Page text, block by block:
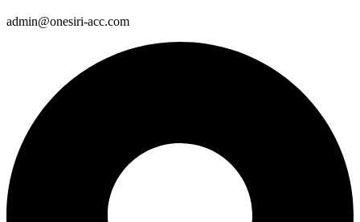
admin@onesiri-acc.com